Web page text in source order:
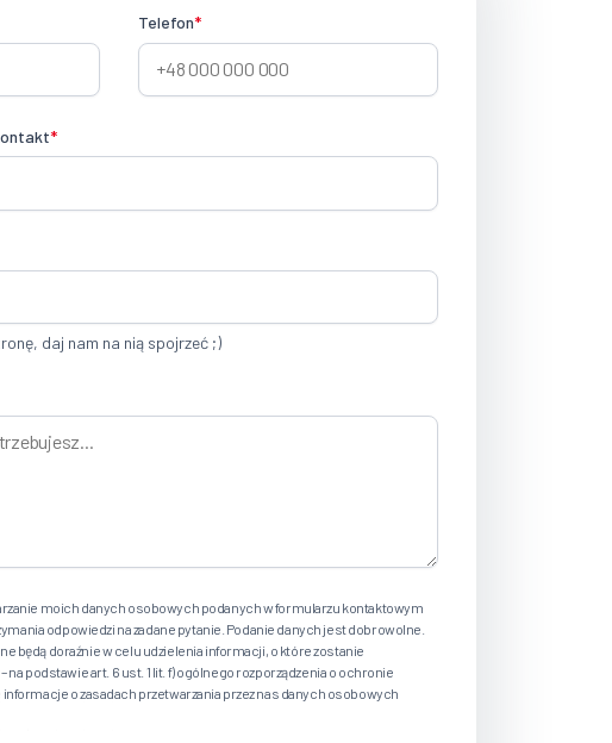
Telefon*
*
daj nam na nią spojrzeć ;)
moich danych osobowych podanych w formularzu kontaktowym
odpowiedzi na zadane pytanie. Podanie danych jest dobrowolne.
będą doraźnie w celu udzielenia informacji, o które zostanie
podstawie art. 6 ust. 1 lit. f) ogólnego rozporządzenia o ochronie
o zasadach przetwarzania przez nas danych osobowych